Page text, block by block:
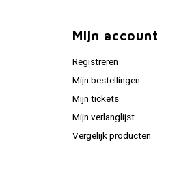
Mijn account
Registreren
Mijn bestellingen
Mijn tickets
Mijn verlanglijst
Vergelijk producten